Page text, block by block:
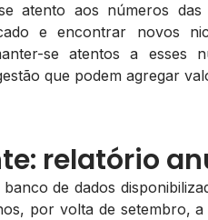
atento aos números
e encontrar novos
se atentos a esses
que podem agregar
relatório
de dados
por volta de setembro,